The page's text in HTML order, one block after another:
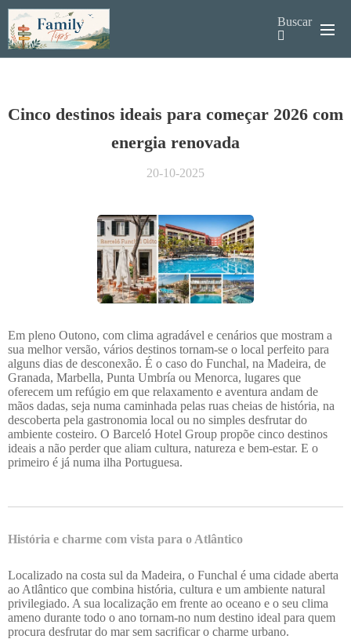
Buscar
Cinco destinos ideais para começar 2026 com
energia renovada
20-10-2025
Em pleno Outono, com clima agradável e cenários que mostram a
sua melhor versão, vários destinos tornam-se o local perfeito para
alguns dias de desconexão. É o caso do Funchal, na Madeira, de
Granada, Marbella, Punta Umbría ou Menorca, lugares que
oferecem um refúgio em que relaxamento e aventura andam de
mãos dadas, seja numa caminhada pelas ruas cheias de história, na
descoberta pela gastronomia local ou no simples desfrutar do
ambiente costeiro. O Barceló Hotel Group propõe cinco destinos
ideais a não perder que aliam cultura, natureza e bem-estar. E o
primeiro é já numa ilha Portuguesa.
História e charme com vista para o Atlântico
Localizado na costa sul da Madeira, o Funchal é uma cidade aberta
ao Atlântico que combina história, cultura e um ambiente natural
privilegiado. A sua localização em frente ao oceano e o seu clima
ameno durante todo o ano tornam-no num destino ideal para quem
procura desfrutar do mar sem sacrificar o charme urbano.